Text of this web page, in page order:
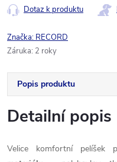
Dotaz k produktu
Značka: RECORD
Záruka: 2 roky
Popis produktu
Detailní
Velice komfortní pelíšek